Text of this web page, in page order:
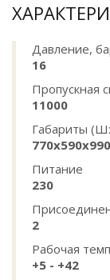
Давление,
16
Пропускная
11000
Габариты
770x590x990
Питание
230
2
Рабочая
+5 - +42